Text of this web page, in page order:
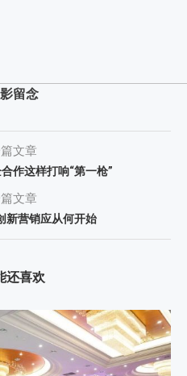
留念
文章
作这样打响“第一枪”
文章
新营销应从何开始
还喜欢